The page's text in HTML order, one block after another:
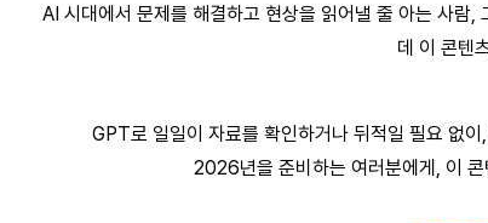
AI 시대에서 문제를 해결하고 현상을 읽어낼 줄 아는 사람,
데 이 콘텐
GPT로 일일이 자료를 확인하거나 뒤적일 필요 없
2026년을 준비하는 여러분에게, 이 콘